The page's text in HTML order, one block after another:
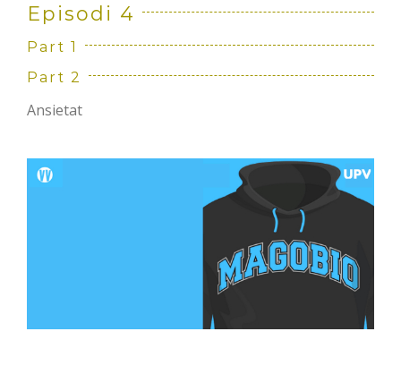
Episodi 4
Part 1
Part 2
Ansietat